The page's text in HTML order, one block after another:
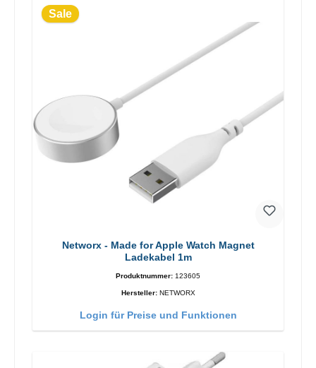
Sale
Networx - Made for Apple Watch Magnet
Ladekabel 1m
Produktnummer: 123605
Hersteller: NETWORX
Login für Preise und Funktionen